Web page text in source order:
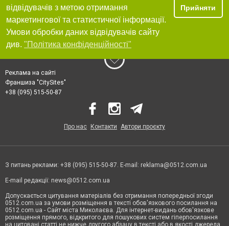
відвідувачів з метою отримання
маркетингової та статистичної інформації.
Умови обробки даних відвідувачів сайту
див. "Політика конфіденційності"
Прийняти
Реклама на сайті
Франшиза "CitySites"
+38 (095) 515-50-87
Про нас Контакти Автори проєкту
З питань реклами: +38 (095) 515-50-87. E-mail: reklama@0512.com.ua
E-mail редакції: news@0512.com.ua
Допускається цитування матеріалів без отримання попередньої згоди
0512.com.ua за умови розміщення в тексті обов'язкового посилання на
0512.com.ua - Сайт міста Миколаєва. Для інтернет-видань обов'язкове
розміщення прямого, відкритого для пошукових систем гіперпосилання
на цитовані статті не нижче другого абзацу в тексті або в якості джерела.